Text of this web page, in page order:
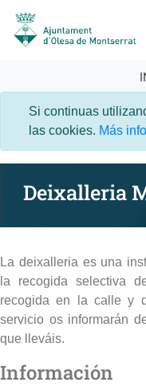
Si continuas
las cookies. Más
Deixalleria
La deixalleria es una
la recogida selectiva
recogida en la calle y
servicio os informarán
que lleváis.
Información